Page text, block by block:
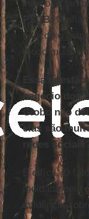
inteiro, e
PSDB.
bancou o
modo muito nu.
Essa
negócio dos
Globo não
elas são
redes
É difícil. O
moldada pela
influência